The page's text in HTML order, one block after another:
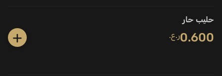
حليب حار
0.600ر.ع. +